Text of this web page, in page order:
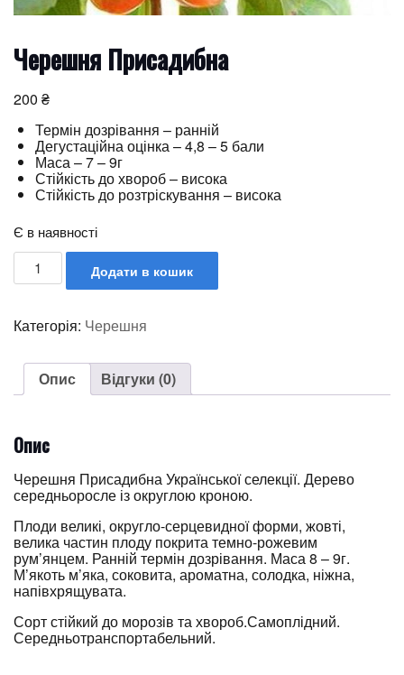
Черешня Присадибна
200 ₴
Термін дозрівання – ранній
Дегустаційна оцінка – 4,8 – 5 бали
Маса – 7 – 9г
Стійкість до хвороб – висока
Стійкість до розтріскування – висока
Є в наявності
Додати в кошик
Категорія: Черешня
Опис Відгуки (0)
Опис
Черешня Присадибна Української селекції. Дерево
середньоросле із округлою кроною.
Плоди великі, округло-серцевидної форми, жовті,
велика частин плоду покрита темно-рожевим
рум’янцем. Ранній термін дозрівання. Маса 8 – 9г.
М’якоть м’яка, соковита, ароматна, солодка, ніжна,
напівхрящувата.
Сорт стійкий до морозів та хвороб.Самоплідний.
Середньотранспортабельний.